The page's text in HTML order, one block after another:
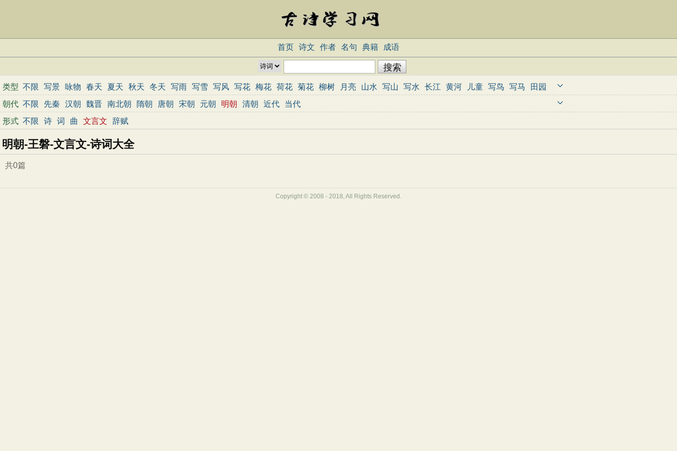
首页 诗文 作者 名句 典籍 成语
类型 不限 写景 咏物 春天 夏天 秋天 冬天 写雨 写雪 写风 写花 梅花 荷花 菊花 柳树 月亮 山水 写山 写水 长江 黄河 儿童 写鸟 写马
田园
边塞
地名 抒情 爱国 离别 送别 思乡 思念 爱情 励志 哲理 闺怨 悼亡 写人
春节 元宵节 寒食节 清明节 端午节 七夕节 中秋节 重阳节 忧国忧民 咏史怀古 宋词精选 小学古诗 初中古诗 高中古诗 古文观止
辞赋精选
小学文言文 初中文言文 高中文言文 古诗十九首 唐诗三百首 古诗三百首 宋词三百首
朝代 不限 先秦 汉朝 魏晋 南北朝 隋朝 唐朝 宋朝 元朝 明朝 清朝 近代
当代
形式 不限 诗 词 曲 文言文 辞赋
明朝-王磐-文言文-诗词大全
共0篇
Copyright © 2008 - 2018, All Rights Reserved.